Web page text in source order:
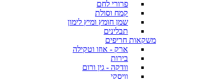
פרורי לחם
קמח וסולת
שמן חומץ ומיץ לימון
תבלינים
משקאות חריפים
ארק - אוזו וטקילה
בירות
וודקה - גין ורום
וויסקי